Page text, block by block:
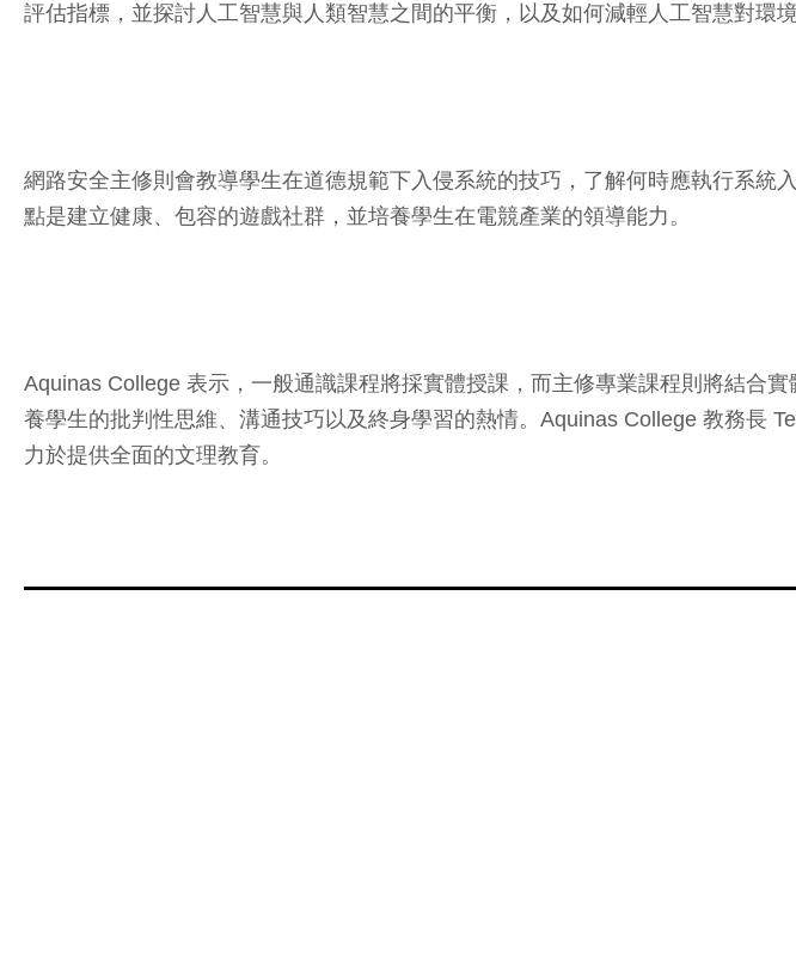
評估指標，並探討人工智慧與人類智慧之間的平衡，以及如何減輕人工智慧對環境
網路安全主修則會教導學生在道德規範下入侵系統的技巧，了解何時應執行系
點是建立健康、包容的遊戲社群，並培養學生在電競產業的領導能力。
Aquinas College 表示，一般通識課程將採實體授課，而主修專業課程則將結合
養學生的批判性思維、溝通技巧以及終身學習的熱情。Aquinas College 教務長
力於提供全面的文理教育。